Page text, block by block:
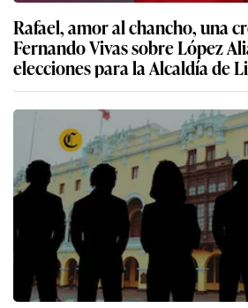
Rafael, amor al chancho, una
Fernando Vivas sobre López
elecciones para la Alcaldía de